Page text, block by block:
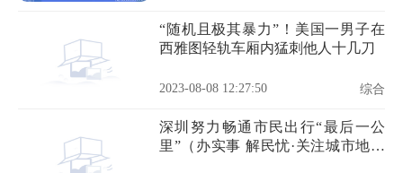
“随机且极其暴力”！美国一男子在
西雅图轻轨车厢内猛刺他人十几刀
2023-08-08 12:27:50 综合
深圳努力畅通市民出行“最后一公
里”（办实事 解民忧·关注城市地面